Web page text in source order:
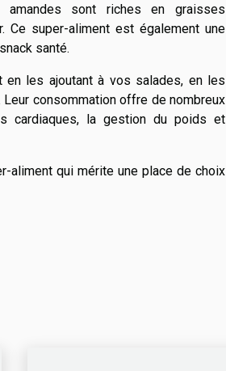
amandes sont riches en graisses
super-aliment est également une
santé.
les ajoutant à vos salades, en les
consommation offre de nombreux
cardiaques, la gestion du poids et
aliment qui mérite une place de choix